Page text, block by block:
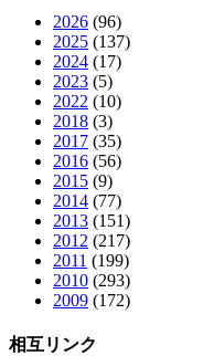
2026 (96)
2025 (137)
2024 (17)
2023 (5)
2022 (10)
2018 (3)
2017 (35)
2016 (56)
2015 (9)
2014 (77)
2013 (151)
2012 (217)
2011 (199)
2010 (293)
2009 (172)
相互リンク